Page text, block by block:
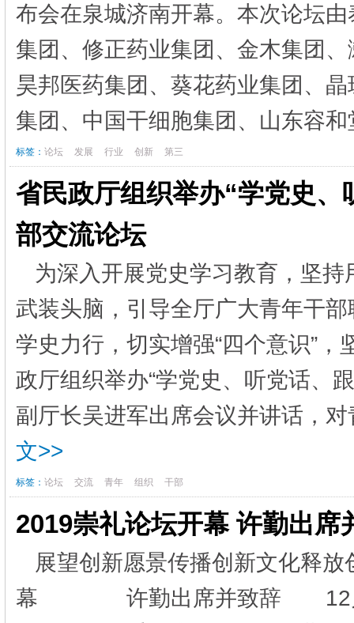
布会在泉城济南开幕。本次论坛
集团、修正药业集团、金木集团
昊邦医药集团、葵花药业集团、
集团、中国干细胞集团、山东容
标签： 论坛 发展 行业 创新 第三
省民政厅组织举办“学党史、
部交流论坛
为深入开展党史学习教育，坚
武装头脑，引导全厅广大青年干
学史力行，切实增强“四个意识”，
政厅组织举办“学党史、听党话、
副厅长吴进军出席会议并讲话，
文>>
标签： 论坛 交流 青年 组织 干部
2019崇礼论坛开幕 许勤出席
展望创新愿景传播创新文化
幕 许勤出席并致辞 12月20